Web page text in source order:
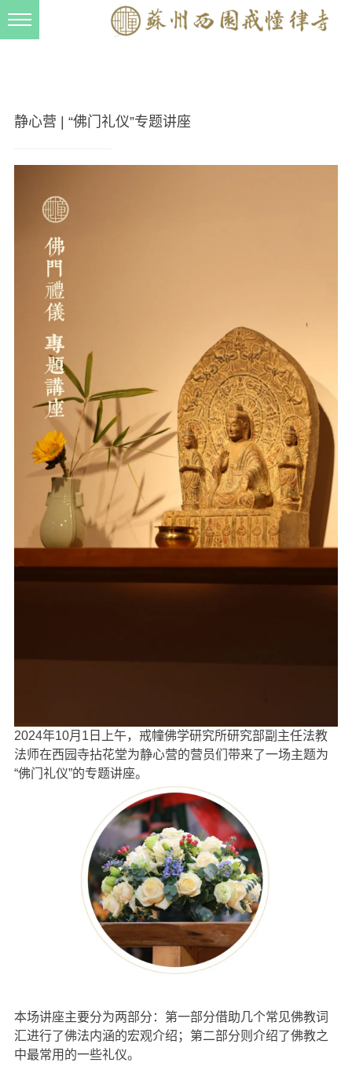
法音宣流
音频视频
弘法书籍
助印功德
弘法活动
西园法讯
皈依斋戒
义工家园
菩提静修营
戒幢论坛
寺院巡览
活动记录
西园风光
下院风采
搜索
静心营 | “佛门礼仪”专题讲座
2024年10月1日上午，戒幢佛学研究所研究部副主任法教
法师在西园寺拈花堂为静心营的营员们带来了一场主题为
“佛门礼仪”的专题讲座。
本场讲座主要分为两部分：第一部分借助几个常见佛教词
汇进行了佛法内涵的宏观介绍；第二部分则介绍了佛教之
中最常用的一些礼仪。